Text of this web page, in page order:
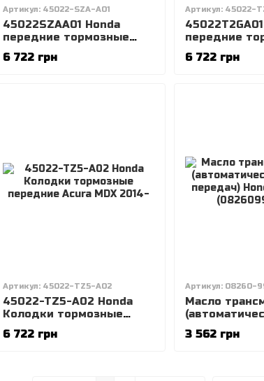
Артикул: 45022-SZA-A01
45022SZAA01 Honda
передние тормозные
колодки Honda Pilot
(2013-), хонда пилот
6 722 грн
Артикул: 45022-
передние
колодки
2015), Acura
6 722 грн
Артикул: 45022-TZ5-A02
45022-TZ5-A02 Honda
Колодки тормозные
передние Acura MDX
2014-
6 722 грн
Артикул: 08260-
Масло
коробки
CVT-F 4 л
3 562 грн